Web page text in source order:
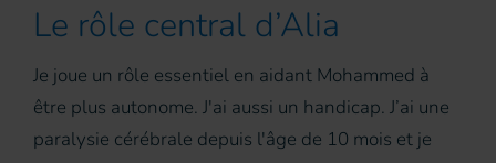
Le rôle central d’Alia
Je joue un rôle essentiel en aidant Mohammed à
être plus autonome. J'ai aussi un handicap. J’ai une
paralysie cérébrale depuis l'âge de 10 mois et je